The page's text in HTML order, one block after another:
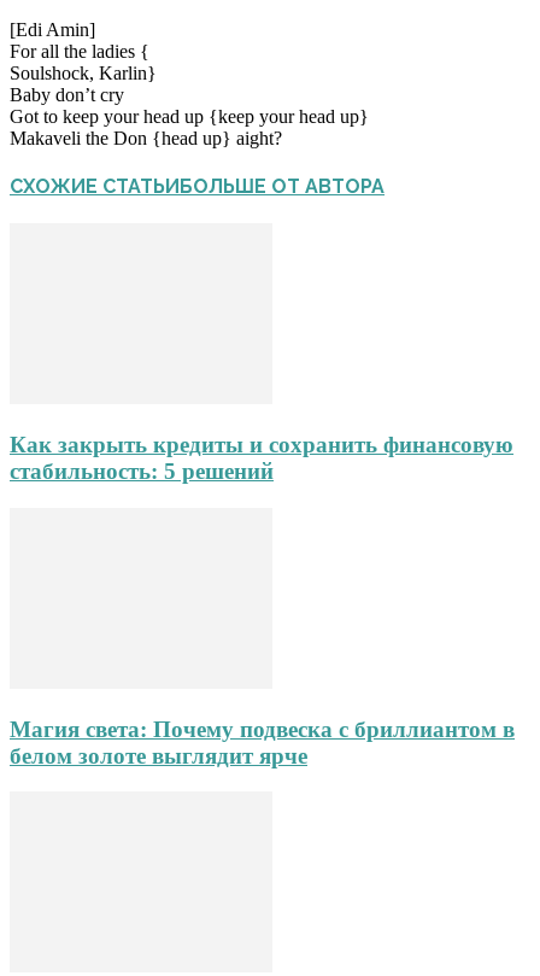
[Edi Amin]
For all the ladies {
Soulshock, Karlin}
Baby don’t cry
Got to keep your head up {keep your head up}
Makaveli the Don {head up} aight?
СХОЖИЕ СТАТЬИБОЛЬШЕ ОТ АВТОРА
Как закрыть кредиты и сохранить финансовую
стабильность: 5 решений
Магия света: Почему подвеска с бриллиантом в
белом золоте выглядит ярче